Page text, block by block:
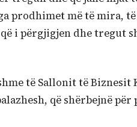
prodhimet më të mira,
i përgjigjen dhe tregut
të Sallonit të Biznesit
që shërbejnë për